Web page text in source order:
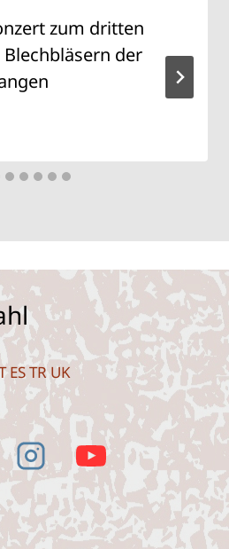
zum drit­ten
der
ESTR UK